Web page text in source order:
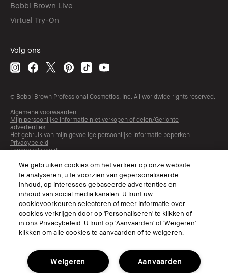
Bobbi Brown Live
Virtual Try-On
Volg ons
© Bobbi Brown Professional Cosmetics, Inc. All worldwide rights reserved.
Algemene voorwaarden
Mijn persoonlijke informatie niet verkopen of delen/Gerichte
advertenties
Het gebruik van mijn gevoelige persoonlijke informatie beperken
Privacybeleid
Toegankelijkheid
We gebruiken cookies om het verkeer op onze website
te analyseren, u te voorzien van gepersonaliseerde
inhoud, op interesses gebaseerde advertenties en
inhoud van social media kanalen. U kunt uw
cookievoorkeuren selecteren of meer informatie over
cookies verkrijgen door op 'Personaliseren' te klikken of
in ons Privacybeleid. U kunt op 'Aanvaarden' of 'Weigeren'
klikken om alle cookies te aanvaarden of te weigeren.
Aanvaarden
Weigeren